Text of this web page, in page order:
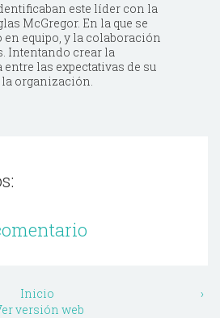
este líder con la
McGregor. En la que se
en equipo, y la colaboración
Intentando crear la
las expectativas de su
organización.
›
Inicio
versión web